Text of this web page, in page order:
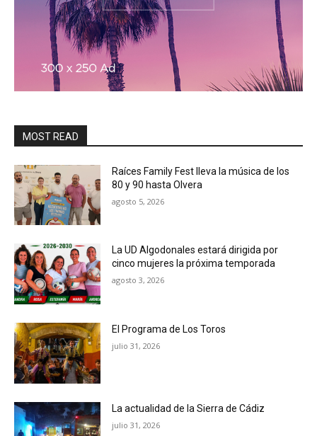
MOST READ
Raíces Family Fest lleva la música de los
80 y 90 hasta Olvera
agosto 5, 2026
La UD Algodonales estará dirigida por
cinco mujeres la próxima temporada
agosto 3, 2026
El Programa de Los Toros
julio 31, 2026
La actualidad de la Sierra de Cádiz
julio 31, 2026